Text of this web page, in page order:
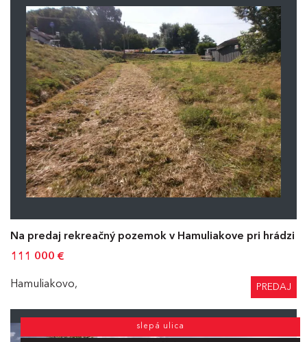
Na predaj rekreačný pozemok v Hamuliakove pri hrádzi
111 000 €
Hamuliakovo, PREDAJ
slepá ulica